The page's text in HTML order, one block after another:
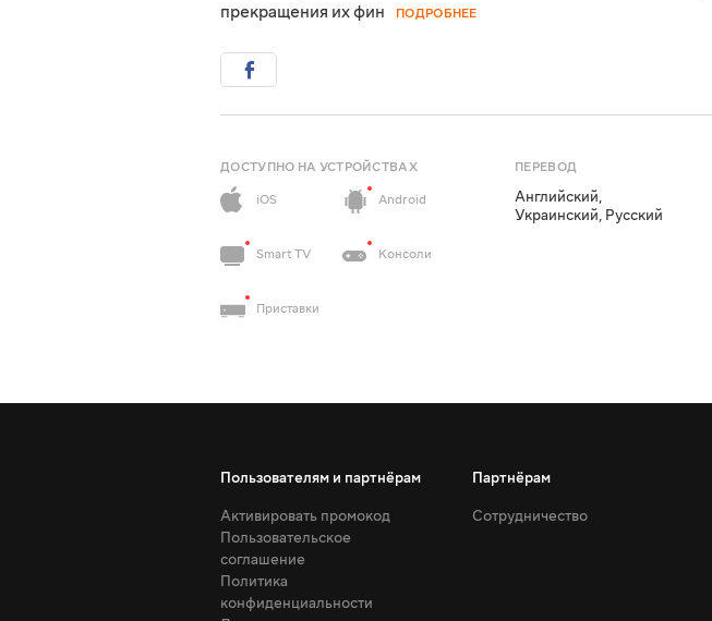
прекращения их фин
ПОДРОБНЕЕ
ДОСТУПНО НА УСТРОЙСТВАХ
iOS
Android
Smart TV Консоли
Приставки
ПЕРЕВОД
Английский,
Украинский, Русский
Пользователям и партнёрам
Активировать промокод
Пользовательское
соглашение
Политика
конфиденциальности
Партнёрам
Сотрудничество